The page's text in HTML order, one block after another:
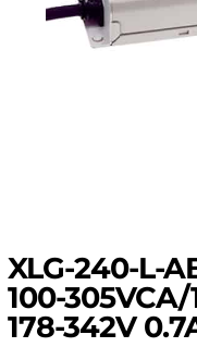
XLG-240-L-
100-305VCA/
178-342V